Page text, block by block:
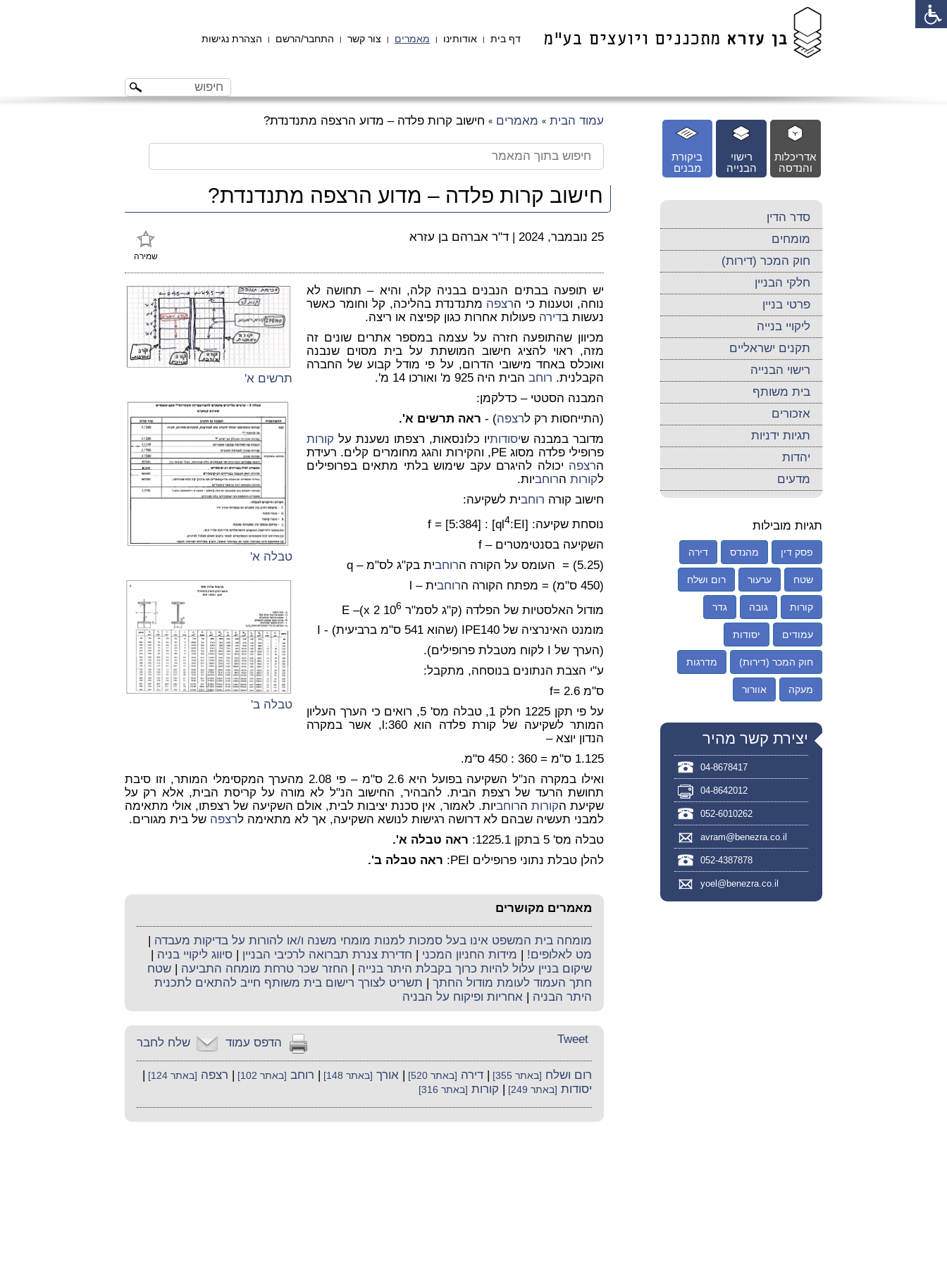
דף בית | אודותינו | מאמרים | צור קשר | התחבר/הרשם | הצהרת נגישות
עמוד הבית » מאמרים » חישוב קרות פלדה – מדוע הרצפה מתנדנדת?
חישוב קרות פלדה – מדוע הרצפה מתנדנדת?
שמירה
25 נובמבר, 2024 | ד"ר אברהם בן עזרא
תרשים א'
טבלה א'
טבלה ב'
יש תופעה בבתים הנבנים בבניה קלה, והיא – תחושה לא
נוחה, וטענות כי הרצפה מתנדנדת בהליכה, קל וחומר כאשר
נעשות בדירה פעולות אחרות כגון קפיצה או ריצה.
מכיוון שהתופעה חזרה על עצמה במספר אתרים שונים זה
מזה, ראוי להציג חישוב המושתת על בית מסוים שנבנה
ואוכלס באחד מישובי הדרום, על פי מודל קבוע של החברה
הקבלנית. רוחב הבית היה 925 מ' ואורכו 14 מ'.
המבנה הסטטי – כדלקמן:
(התייחסות רק לרצפה) - ראה תרשים א'.
מדובר במבנה שיסודותיו כלונסאות, רצפתו נשענת על קורות
פרופילי פלדה מסוג PE, והקירות והגג מחומרים קלים. רעידת
הרצפה יכולה להיגרם עקב שימוש בלתי מתאים בפרופילים
לקורות הרוחביות.
חישוב קורה רוחבית לשקיעה:
נוסחת שקיעה: f = [5:384] : [ql
4:EI]
השקיעה בסנטימטרים – f
(5.25) = העומס על הקורה ה
רוחבית בק"ג לס"מ – q
(450 ס"מ) = מפתח הקורה ה
רוחבית – l
מודול האלסטיות של הפלדה (ק"ג לסמ"ר 10 6
מומנט האינרציה של IPE140 (שהוא 541 ס"מ ברביעית) - I
(הערך של I לקוח מטבלת פרופילים).
ע"י הצבת הנתונים בנוסחה, מתקבל:
ס"מ f= 2.6
על פי תקן 1225 חלק 1, טבלה מס' 5, רואים כי הערך העליון
המותר לשקיעה של קורת פלדה הוא l:360, אשר במקרה
הנדון יוצא –
1.125 ס"מ = 360 : 450 ס"מ.
ואילו במקרה הנ"ל השקיעה בפועל היא 2.6 ס"מ – פי 2.08 מהערך המקסימלי המותר, וזו סיבת
תחושת הרעד של רצפת הבית. להבהיר, החישוב הנ"ל לא מורה על קריסת הבית, אלא רק על
שקיעת הקורות הרוחביות. לאמור, אין סכנת יציבות לבית, אולם השקיעה של רצפתו, אולי מתאימה
למבני תעשיה שבהם לא דרושה רגישות לנושא השקיעה, אך לא מתאימה לרצפה של בית מגורים.
טבלה מס' 5 בתקן 1225.1
: ראה טבלה א'.
להלן טבלת נתוני פרופילים PEI
: ראה טבלה ב'.
מאמרים מקושרים
מומחה בית המשפט אינו בעל סמכות למנות מומחי משנה ו/או להורות על בדיקות מעבדה
מט לאלופים!
מידות החניון המכני חדירת צנרת תברואה לרכיבי הבניין סיווג ליקויי בניה
שיקום בניין עלול להיות כרוך בקבלת היתר בנייה
החזר שכר טרחת מומחה התביעה
שטח
חתך העמוד לעומת מודול החתך
תשריט לצורך רישום בית משותף חייב להתאים לתכנית
היתר הבניה
אחריות ופיקוח על הבניה
שלח לחבר הדפס עמוד Tweet
רום ושלח [באתר 355] דירה [באתר 520] אורך [באתר 148] רוחב [באתר 102] רצפה [באתר 124]
יסודות [באתר 249] קורות [באתר 316]
ביקורת
מבנים
רישוי
הבנייה
אדריכלות
והנדסה
סדר הדין
מומחים
חוק המכר (דירות)
חלקי הבניין
פרטי בניין
ליקויי בנייה
תקנים ישראליים
רישוי הבנייה
בית משותף
אזכורים
תגיות ידניות
יהדות
מדעים
תגיות מובילות
פסק דין מהנדס דירה
שטח ערעור רום ושלח
קורות גובה גדר
עמודים יסודות
חוק המכר (דירות) מדרגות
מעקה אוורור
יצירת קשר מהיר
04-8678417
04-8642012
052-6010262
avram@benezra.co.il
052-4387878
yoel@benezra.co.il